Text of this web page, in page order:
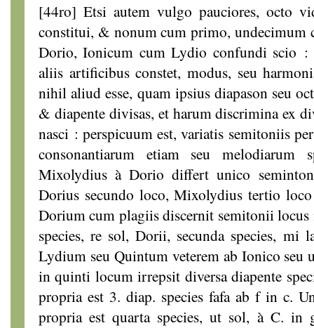
[44ro] Etsi autem vulgo pauciores, octo
constitui, & nonum cum primo, undecimum
Dorio, Ionicum cum Lydio confundi scio :
aliis artificibus constet, modus, seu
nihil aliud esse, quam ipsius diapason seu
& diapente divisas, et harum discrimina ex
nasci : perspicuum est, variatis semitoniis
consonantiarum etiam seu
Mixolydius à Dorio differt unico
Dorius secundo loco, Mixolydius tertio
Dorium cum plagiis discernit semitonii locus
species, re sol, Dorii, secunda species, mi
Lydium seu Quintum veterem ab Ionico seu
in quinti locum irrepsit diversa diapente
propria est 3. diap. species fafa ab f in c.
propria est quarta species, ut sol, à C. in